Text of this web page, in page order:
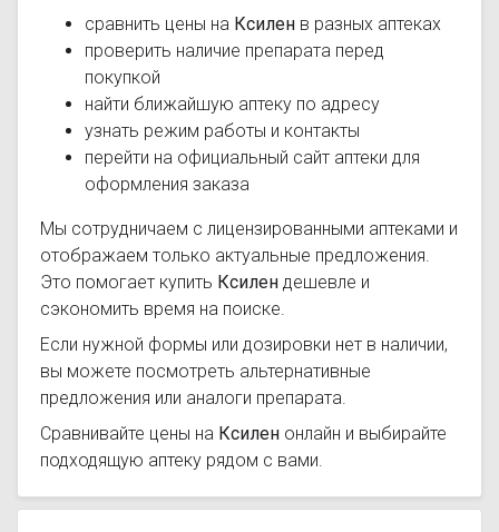
сравнить цены на Ксилен в разных аптеках
проверить наличие препарата перед
покупкой
найти ближайшую аптеку по адресу
узнать режим работы и контакты
перейти на официальный сайт аптеки для
оформления заказа
Мы сотрудничаем с лицензированными аптеками и
отображаем только актуальные предложения.
Это помогает купить Ксилен дешевле и
сэкономить время на поиске.
Если нужной формы или дозировки нет в наличии,
вы можете посмотреть альтернативные
предложения или аналоги препарата.
Сравнивайте цены на Ксилен онлайн и выбирайте
подходящую аптеку рядом с вами.